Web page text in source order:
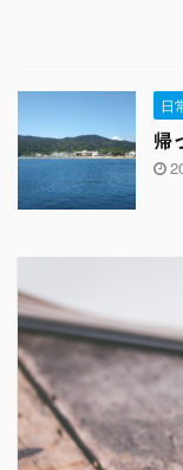
日
帰